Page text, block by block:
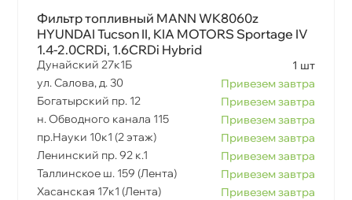
Фильтр топливный MANN WK8060z
HYUNDAI Tucson II, KIA MOTORS Sportage IV
1.4-2.0CRDi, 1.6CRDi Hybrid
Дунайский 27к1Б
1 шт
ул. Салова, д. 30
Привезем завтра
Богатырский пр. 12
Привезем завтра
н. Обводного канала 115
Привезем завтра
пр.Науки 10к1 (2 этаж)
Привезем завтра
Ленинский пр. 92 к.1
Привезем завтра
Таллинское ш. 159 (Лента)
Привезем завтра
Хасанская 17к1 (Лента)
Привезем завтра